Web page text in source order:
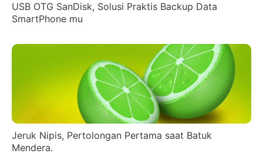
USB OTG SanDisk, Solusi Praktis Backup Data
SmartPhone mu
Jeruk Nipis, Pertolongan Pertama saat Batuk
Mendera.